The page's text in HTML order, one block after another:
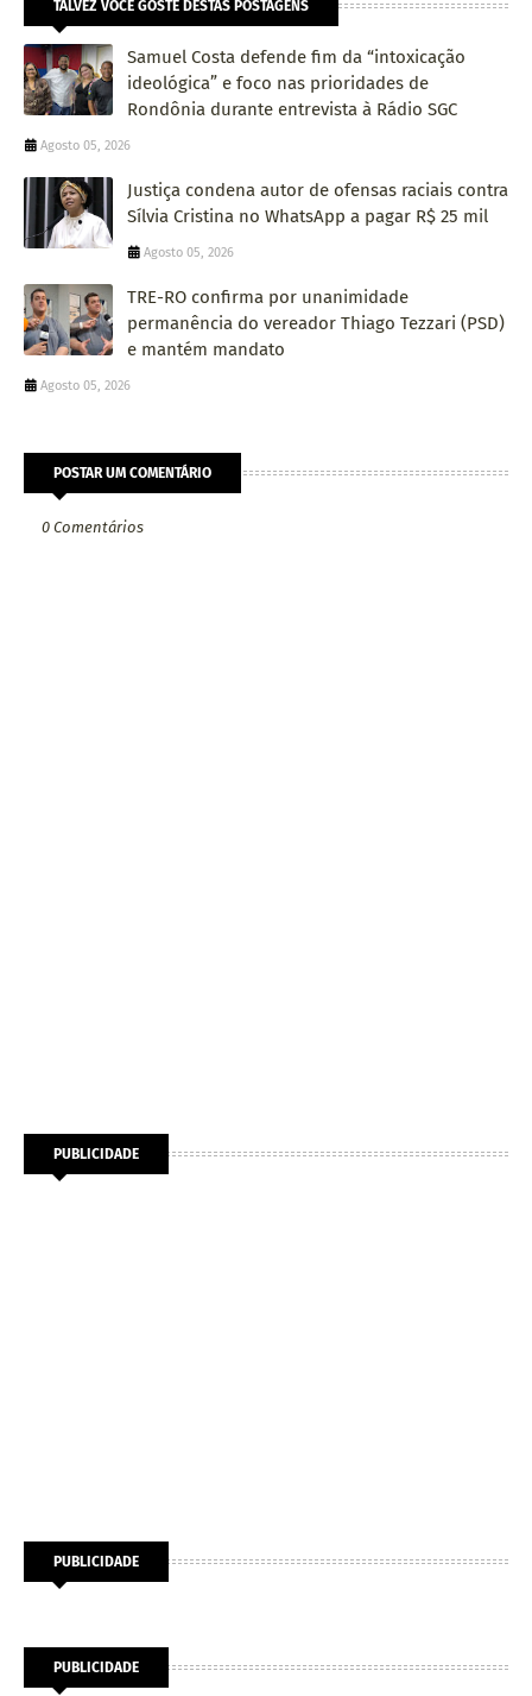
TALVEZ VOCÊ GOSTE DESTAS POSTAGENS
Samuel Costa defende fim da “intoxicação
ideológica” e foco nas prioridades de
Rondônia durante entrevista à Rádio SGC
Agosto 05, 2026
Justiça condena autor de ofensas raciais contra
Sílvia Cristina no WhatsApp a pagar R$ 25 mil
Agosto 05, 2026
TRE-RO confirma por unanimidade
permanência do vereador Thiago Tezzari (PSD)
e mantém mandato
Agosto 05, 2026
POSTAR UM COMENTÁRIO
0 Comentários
PUBLICIDADE
PUBLICIDADE
PUBLICIDADE